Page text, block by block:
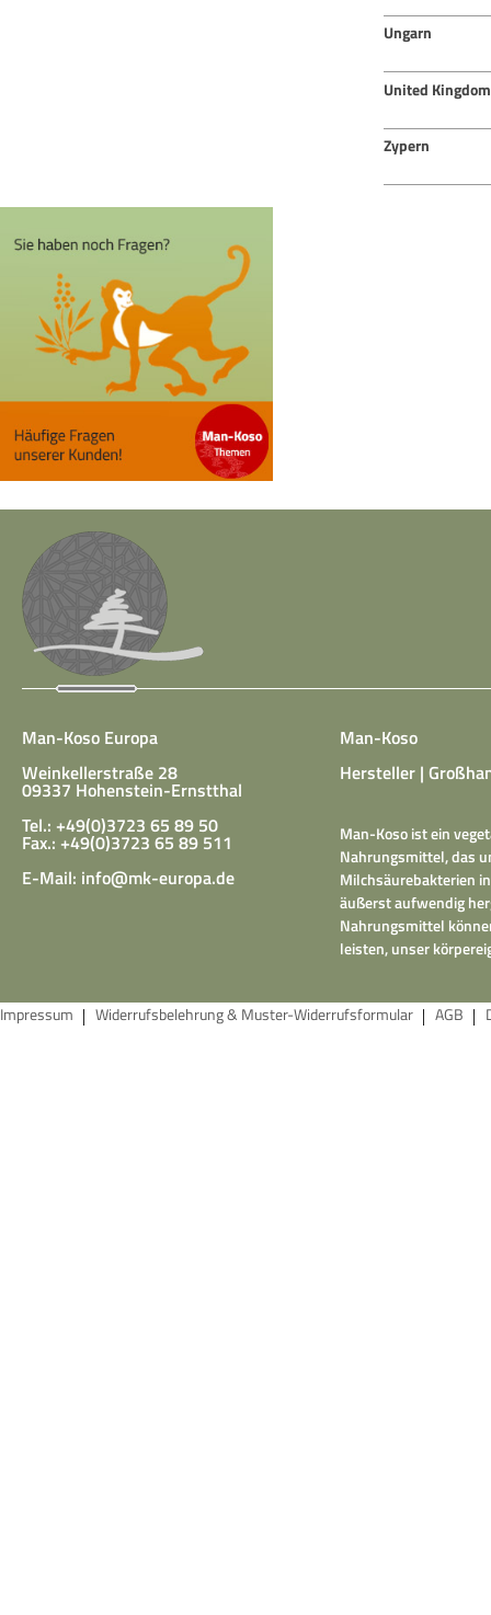
Ungarn
United Kingdom
Zypern
Man-Koso Europa
Weinkellerstraße 28
09337 Hohenstein-Ernstthal
Tel.: +49(0)3723 65 89 50
Fax.: +49(0)3723 65 89 511
E-Mail: info@mk-europa.de
Man-Koso
Hersteller |
Man-Koso ist ein
Nahrungsmittel, das
Milchsäurebakterien
äußerst aufwendig
Nahrungsmittel
leisten, unser
Impressum Widerrufsbelehrung & Muster-Widerrufsformular AGB